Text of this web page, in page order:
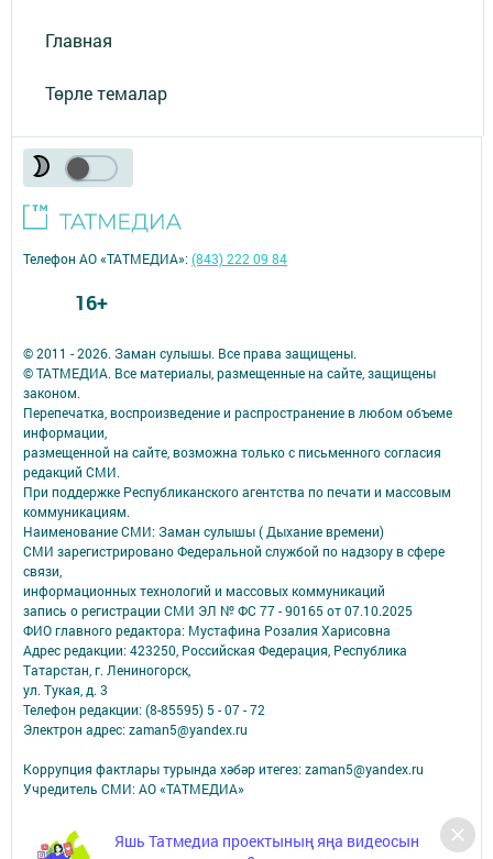
Главная
Төрле темалар
Яшь Татмедиа проектының яңа видеосын
© 2011 - 2026. Заман сулышы. Все права защищены.
© ТАТМЕДИА. Все материалы, размещенные на сайте, защищены
законом.
Перепечатка, воспроизведение и распространение в любом объеме
информации,
размещенной на сайте, возможна только с письменного согласия
редакций СМИ.
При поддержке Республиканского агентства по печати и массовым
коммуникациям.
Наименование СМИ: Заман сулышы ( Дыхание времени)
СМИ зарегистрировано Федеральной службой по надзору в сфере
связи,
информационных технологий и массовых коммуникаций
запись о регистрации СМИ ЭЛ № ФС 77 - 90165 от 07.10.2025
ФИО главного редактора: Мустафина Розалия Харисовна
Адрес редакции: 423250, Российская Федерация, Республика
Татарстан, г. Лениногорск,
ул. Тукая, д. 3
Телефон редакции: (8-85595) 5 - 07 - 72
Электрон адрес: zaman5@yandex.ru
Коррупция фактлары турында хәбәр итегез: zaman5@yandex.ru
Учредитель СМИ: АО «ТАТМЕДИА»
Антикоррупционная политика
АО «ТАТМЕДИА» использует «cookie»для персонализации сервисов и
Телефон АО «ТАТМЕДИА»:(843) 222 09 84
16+